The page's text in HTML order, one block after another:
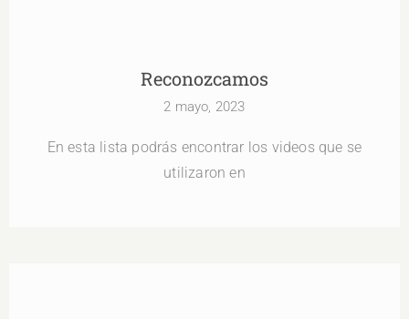
Reconozcamos
2 mayo, 2023
En esta lista podrás encontrar los videos que se
utilizaron en